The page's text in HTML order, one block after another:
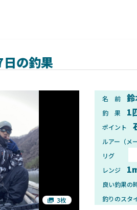
の釣果
3枚
名 前 鈴
釣 果 1
ポイント
ルアー（メ
リグ
レンジ
良い釣果の
釣りのスタ